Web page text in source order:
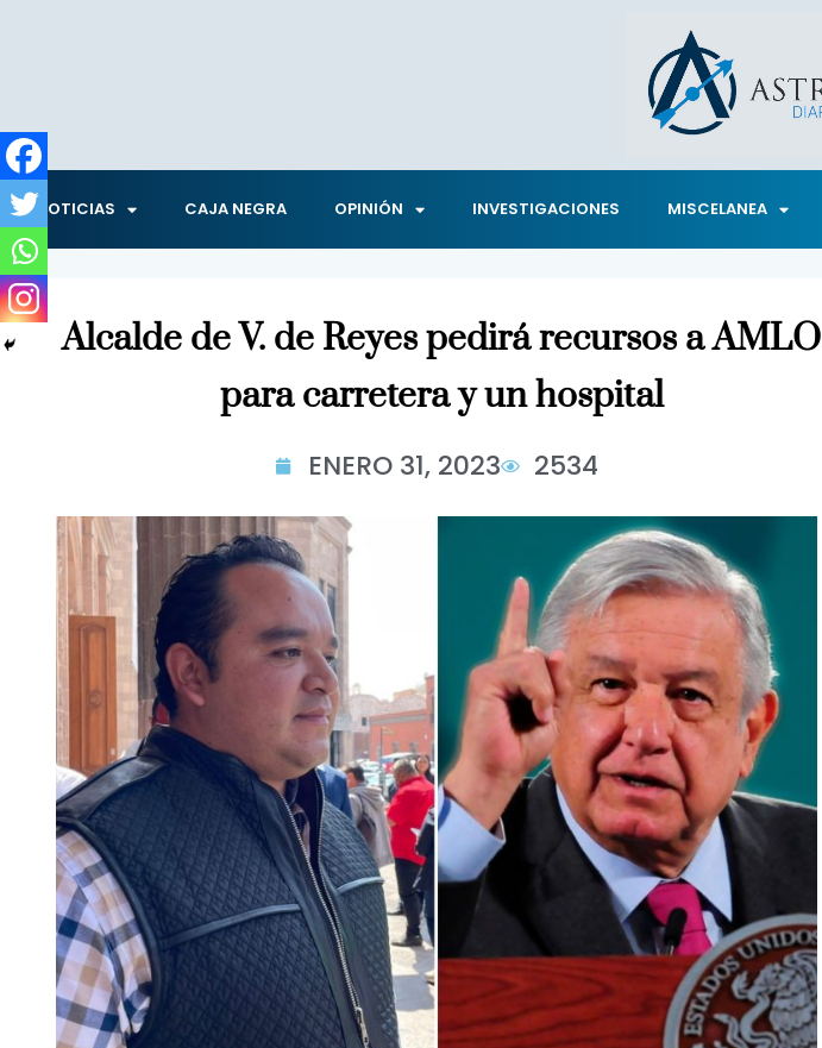
NOTICIAS CAJA NEGRA OPINIÓN INVESTIGACIONES MISCELANEA
Alcalde de V. de Reyes pedirá recursos a AMLO
para carretera y un hospital
ENERO 31, 2023 2534